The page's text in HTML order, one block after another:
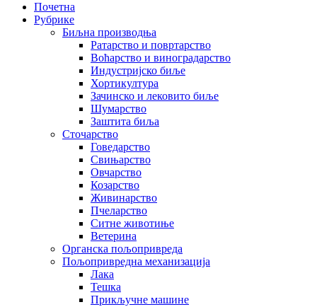
Почетна
Рубрике
Биљна производња
Ратарство и повртарство
Воћарство и виноградарство
Индустријско биље
Хортикултура
Зачинско и лековито биље
Шумарство
Заштита биља
Сточарство
Говедарство
Свињарство
Овчарство
Козарство
Живинарство
Пчеларство
Ситне животиње
Ветерина
Органска пољопривреда
Пољопривредна механизација
Лака
Тешка
Прикључне машине